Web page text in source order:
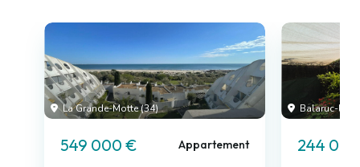
La Grande-Motte (34)
549 000 € Appartement
Balaruc-les-
244